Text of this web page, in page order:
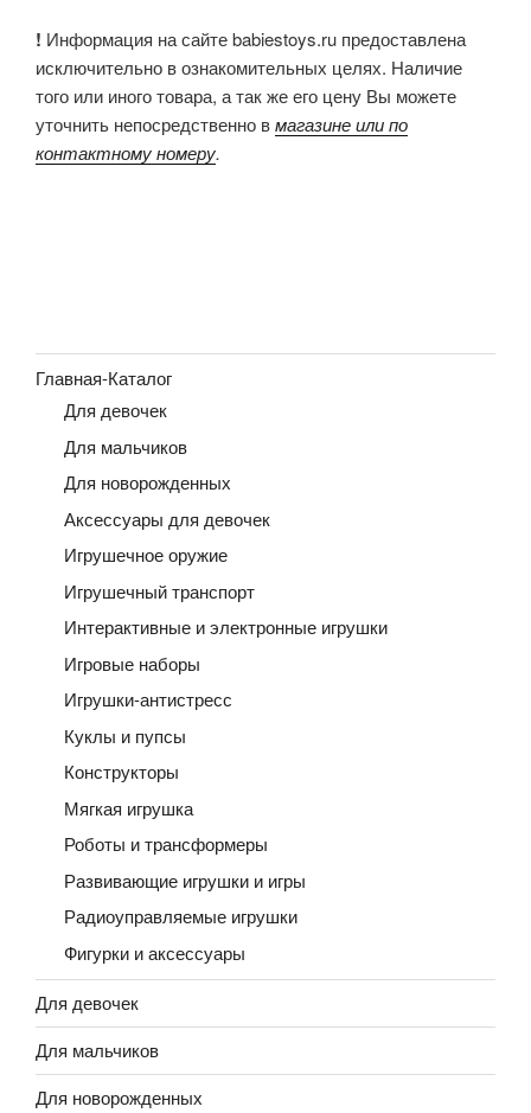
! Информация на сайте babiestoys.ru предоставлена
исключительно в ознакомительных целях. Наличие
того или иного товара, а так же его цену Вы можете
уточнить непосредственно вмагазине или по
контактному номеру.
Главная-Каталог
Для девочек
Для мальчиков
Для новорожденных
Аксессуары для девочек
Игрушечное оружие
Игрушечный транспорт
Интерактивные и электронные игрушки
Игровые наборы
Игрушки-антистресс
Куклы и пупсы
Конструкторы
Мягкая игрушка
Роботы и трансформеры
Развивающие игрушки и игры
Радиоуправляемые игрушки
Фигурки и аксессуары
Для девочек
Для мальчиков
Для новорожденных